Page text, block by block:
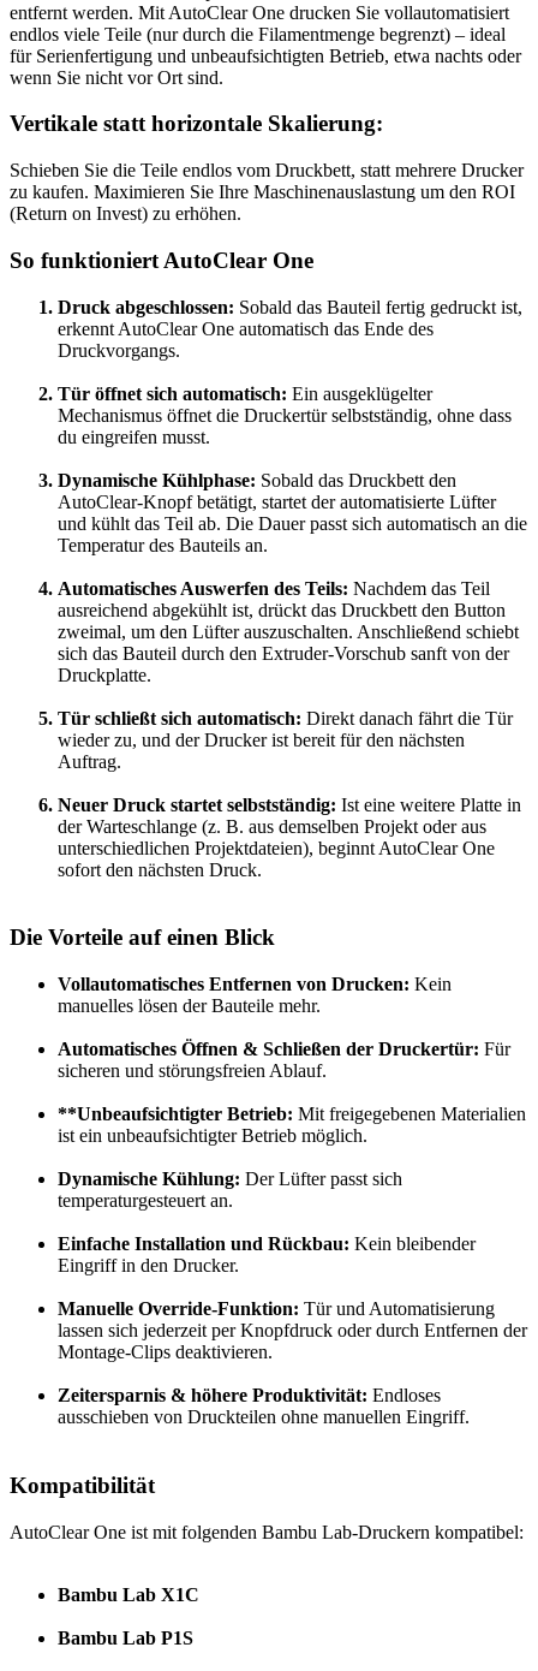
entfernt werden. Mit AutoClear One drucken Sie vollautomatisiert
endlos viele Teile (nur durch die Filamentmenge begrenzt) – ideal
für Serienfertigung und unbeaufsichtigten Betrieb, etwa nachts oder
wenn Sie nicht vor Ort sind.
Vertikale statt horizontale Skalierung:
Schieben Sie die Teile endlos vom Druckbett, statt mehrere Drucker
zu kaufen. Maximieren Sie Ihre Maschinenauslastung um den ROI
(Return on Invest) zu erhöhen.
So funktioniert AutoClear One
Druck abgeschlossen: Sobald das Bauteil fertig gedruckt ist,
erkennt AutoClear One automatisch das Ende des
Druckvorgangs.
Tür öffnet sich automatisch: Ein ausgeklügelter
Mechanismus öffnet die Druckertür selbstständig, ohne dass
du eingreifen musst.
Dynamische Kühlphase: Sobald das Druckbett den
AutoClear-Knopf betätigt, startet der automatisierte Lüfter
und kühlt das Teil ab. Die Dauer passt sich automatisch an die
Temperatur des Bauteils an.
Automatisches Auswerfen des Teils: Nachdem das Teil
ausreichend abgekühlt ist, drückt das Druckbett den Button
zweimal, um den Lüfter auszuschalten. Anschließend schiebt
sich das Bauteil durch den Extruder-Vorschub sanft von der
Druckplatte.
Tür schließt sich automatisch: Direkt danach fährt die Tür
wieder zu, und der Drucker ist bereit für den nächsten
Auftrag.
Neuer Druck startet selbstständig: Ist eine weitere Platte in
der Warteschlange (z. B. aus demselben Projekt oder aus
unterschiedlichen Projektdateien), beginnt AutoClear One
sofort den nächsten Druck.
Die Vorteile auf einen Blick
Vollautomatisches Entfernen von Drucken: Kein
manuelles lösen der Bauteile mehr.
Automatisches Öffnen & Schließen der Druckertür: Für
sicheren und störungsfreien Ablauf.
**Unbeaufsichtigter Betrieb: Mit freigegebenen Materialien
ist ein unbeaufsichtigter Betrieb möglich.
Dynamische Kühlung: Der Lüfter passt sich
temperaturgesteuert an.
Einfache Installation und Rückbau: Kein bleibender
Eingriff in den Drucker.
Manuelle Override-Funktion: Tür und Automatisierung
lassen sich jederzeit per Knopfdruck oder durch Entfernen der
Montage-Clips deaktivieren.
Zeitersparnis & höhere Produktivität: Endloses
ausschieben von Druckteilen ohne manuellen Eingriff.
Kompatibilität
AutoClear One ist mit folgenden Bambu Lab-Druckern kompatibel:
Bambu Lab X1C
Bambu Lab P1S